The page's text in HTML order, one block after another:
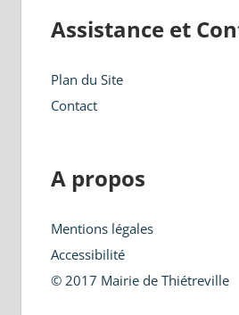
Assistance et
Plan du Site
Contact
A propos
Mentions légales
Accessibilité
© 2017 Mairie de Thiétreville